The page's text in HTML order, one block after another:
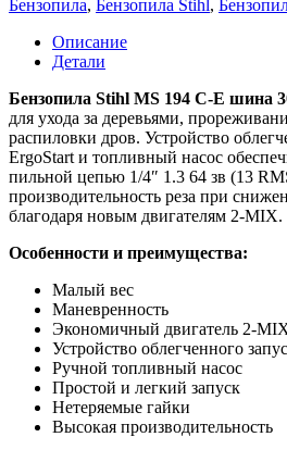
194
1/4
Бензопила, Бензопила Stihl,
Описание
Детали
Бензопила Stihl MS 194 C-E шина
для ухода за деревьями,
распиловки дров. Устройство
ErgoStart и топливный насос
пильной цепью 1/4″ 1.3 64 зв (13
производительность реза при
благодаря новым двигателям 2-MIX.
Особенности и преимущества:
Малый вес
Маневренность
Экономичный двигатель 2-
Устройство облегченного
Ручной топливный насос
Простой и легкий запуск
Нетеряемые гайки
Высокая производительность